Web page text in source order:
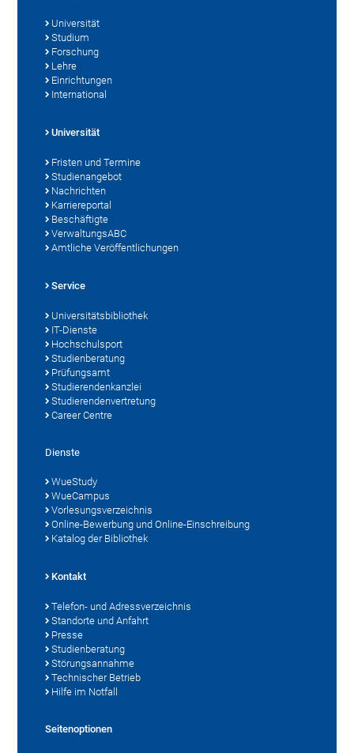
Universität
Studium
Forschung
Lehre
Einrichtungen
International
Universität
Fristen und Termine
Studienangebot
Nachrichten
Karriereportal
Beschäftigte
VerwaltungsABC
Amtliche Veröffentlichungen
Service
Universitätsbibliothek
IT-Dienste
Hochschulsport
Studienberatung
Prüfungsamt
Studierendenkanzlei
Studierendenvertretung
Career Centre
Dienste
WueStudy
WueCampus
Vorlesungsverzeichnis
Online-Bewerbung und Online-Einschreibung
Katalog der Bibliothek
Kontakt
Telefon- und Adressverzeichnis
Standorte und Anfahrt
Presse
Studienberatung
Störungsannahme
Technischer Betrieb
Hilfe im Notfall
Seitenoptionen